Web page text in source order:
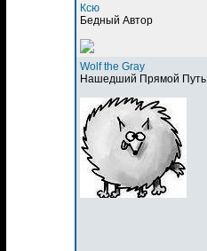
Ксю
Бедный Автор
Wolf the Gray
Нашедший Прямой Путь